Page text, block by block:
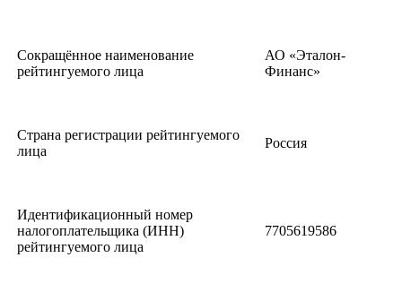
Сокращённое наименование
рейтингуемого лица
АО «Эталон-
Финанс»
Страна регистрации рейтингуемого
лица
Россия
Идентификационный номер
налогоплательщика (ИНН)
рейтингуемого лица
7705619586